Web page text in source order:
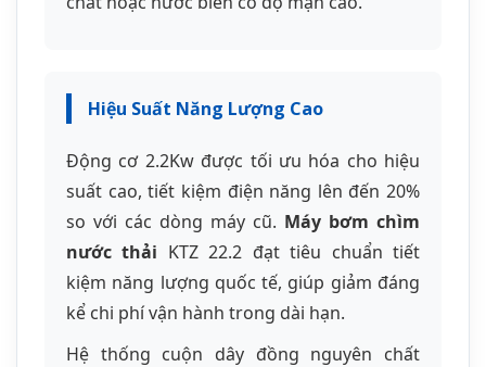
kể chi phí vận hành trong dài hạn.
năng lượng. Thiết kế rãnh thông gió tối ưu
ổn định trong suốt quá trình vận hành liên
Ứng Dụng Thực Tế Của
Bơm Chìm Tsurumi KTZ 22.2